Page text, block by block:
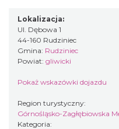
Lokalizacja:
Ul. Dębowa 1
44-160 Rudziniec
Gmina: Rudziniec
Powiat: gliwicki
Pokaż wskazówki dojazdu
Region turystyczny:
Górnośląsko-Zagłębiowska
Kategoria: